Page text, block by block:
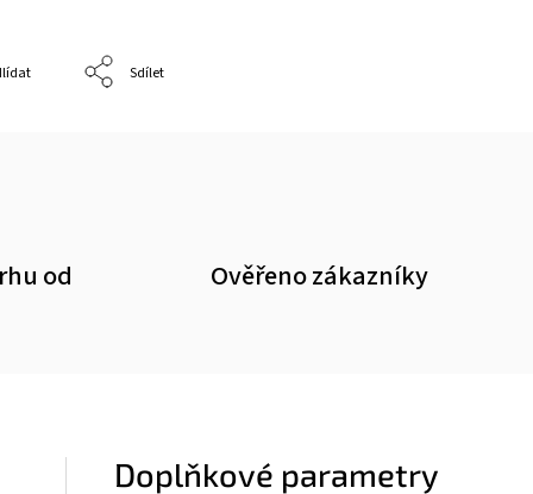
Sdílet
od Ověřeno zákazníky
Doplňkové parametry